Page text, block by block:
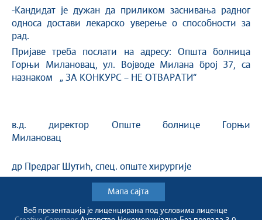
-Kандидат је дужан да приликом заснивања радног
односа достави лекарско уверење о способности за
рад.
Пријаве треба послати на адресу: Општа болница
Горњи Милановац, ул. Војводе Милана број 37, са
назнаком „ ЗА КОНКУРС – НЕ ОТВАРАТИ“
в.д. директор Опште болнице Горњи
Милановац
др Предраг Шутић, спец. опште хирургије
Мапа сајта
Веб презентација jе лиценциранa под условима лиценце